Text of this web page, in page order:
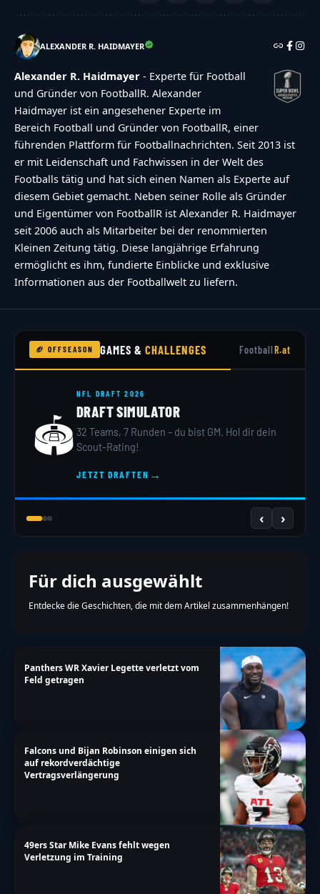
ALEXANDER R. HAIDMAYER
Alexander R. Haidmayer - Experte für Football
und Gründer von FootballR. Alexander
Haidmayer ist ein angesehener Experte im
Bereich Football und Gründer von FootballR, einer
führenden Plattform für Footballnachrichten. Seit 2013 ist
er mit Leidenschaft und Fachwissen in der Welt des
Footballs tätig und hat sich einen Namen als Experte auf
diesem Gebiet gemacht. Neben seiner Rolle als Gründer
und Eigentümer von FootballR ist Alexander R. Haidmayer
seit 2006 auch als Mitarbeiter bei der renommierten
Kleinen Zeitung tätig. Diese langjährige Erfahrung
ermöglicht es ihm, fundierte Einblicke und exklusive
Informationen aus der Footballwelt zu liefern.
🏈 OFFSEASON GAMES &CHALLENGES FootballR.at
🏟️
NFL DRAFT 2026
DRAFT SIMULATOR
32 Teams, 7 Runden – du bist GM. Hol dir dein
Scout-Rating!
JETZT DRAFTEN →
‹ ›
Für dich ausgewählt
Entdecke die Geschichten, die mit dem Artikel zusammenhängen!
Panthers WR Xavier Legette verletzt vom
Feld getragen
Falcons und Bijan Robinson einigen sich
auf rekordverdächtige
Vertragsverlängerung
49ers Star Mike Evans fehlt wegen
Verletzung im Training